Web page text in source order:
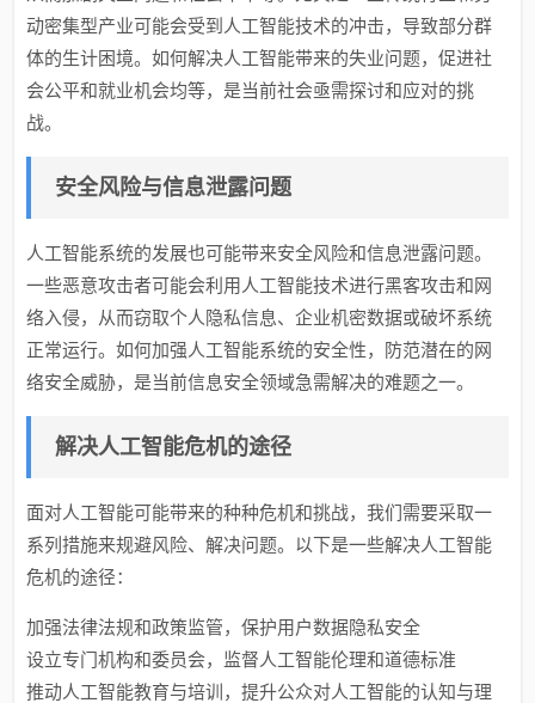
动密集型产业可能会受到人工智能技术的冲击，导致部分群
体的生计困境。如何解决人工智能带来的失业问题，促进社
会公平和就业机会均等，是当前社会亟需探讨和应对的挑
战。
安全风险与信息泄露问题
人工智能系统的发展也可能带来安全风险和信息泄露问题。
一些恶意攻击者可能会利用人工智能技术进行黑客攻击和网
络入侵，从而窃取个人隐私信息、企业机密数据或破坏系统
正常运行。如何加强人工智能系统的安全性，防范潜在的网
络安全威胁，是当前信息安全领域急需解决的难题之一。
解决人工智能危机的途径
面对人工智能可能带来的种种危机和挑战，我们需要采取一
系列措施来规避风险、解决问题。以下是一些解决人工智能
危机的途径：
加强法律法规和政策监管，保护用户数据隐私安全
设立专门机构和委员会，监督人工智能伦理和道德标准
推动人工智能教育与培训，提升公众对人工智能的认知与理